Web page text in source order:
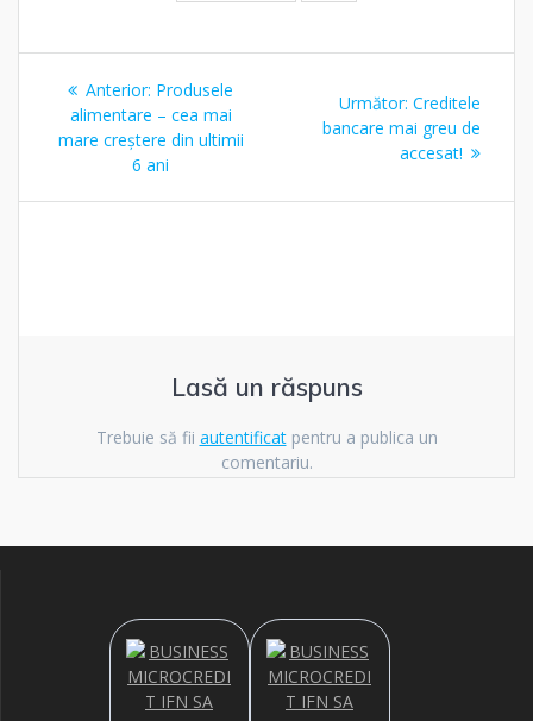
Navigare
articole
Anterior: Articolul
anterior:
Produsele
alimentare – cea mai
mare creștere din ultimii
6 ani
Următor: Articolul
următor:
Creditele
bancare mai greu de
accesat!
Lasă un răspuns
Trebuie să fii autentificatpentru a publica un
comentariu.